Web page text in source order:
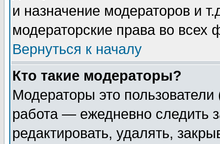
и назначение модераторов и
модераторские права во всех
Вернуться к началу
Кто такие модераторы?
Модераторы это
работа — ежедневно следить
редактировать, удалять,